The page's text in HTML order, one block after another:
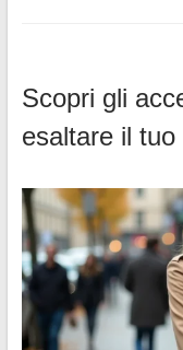
Scopri gli
esaltare il